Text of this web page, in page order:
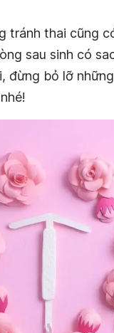
tránh thai cũng
sau sinh có
đừng bỏ lỡ